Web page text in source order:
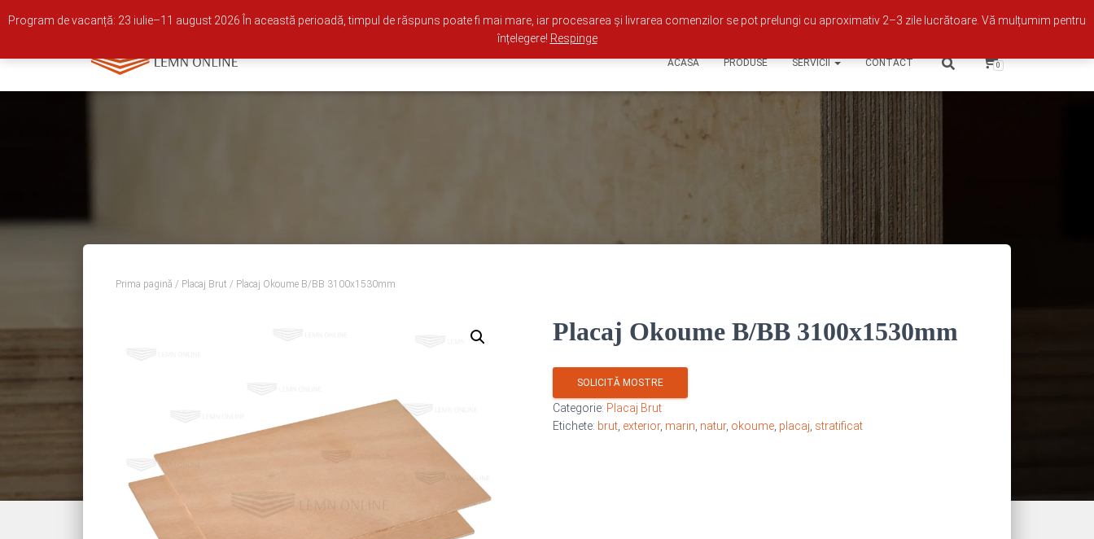
Program de vacanță: 23 iulie–11 august 2026 În această perioadă, timpul de răspuns poate fi mai mare, iar procesarea și livrarea comenzilor se pot prelungi cu aproximativ 2–3 zile lucrătoare. Vă mulțumim pentru
înțelegere! Respinge
Contul meu
0722 681 973 Whatsapp office@lemn-online.ro
ACASA PRODUSE SERVICII CONTACT 0
Prima pagină / Placaj Brut / Placaj Okoume B/BB 3100x1530mm
Placaj Okoume B/BB 3100x1530mm
SOLICITĂ MOSTRE
Categorie: Placaj Brut
Etichete: brut exterior, marin natur, okoume placaj stratificat